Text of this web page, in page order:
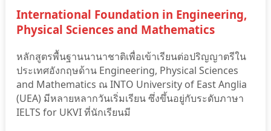
International Foundation in Engineering,
Physical Sciences and Mathematics
หลักสูตรพื้นฐานนานาชาติเพื่อเข้าเรียนต่อปริญญาตรีใน
ประเทศอังกฤษด้าน Engineering, Physical Sciences
and Mathematics ณ INTO University of East Anglia
(UEA) มีหลายหลากวันเริ่มเรียน ซึ่งขึ้นอยู่กับระดับภาษา
IELTS for UKVI ที่นักเรียนมี